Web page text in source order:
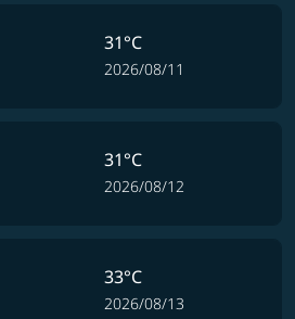
31°C
2026/08/11
31°C
2026/08/12
33°C
2026/08/13